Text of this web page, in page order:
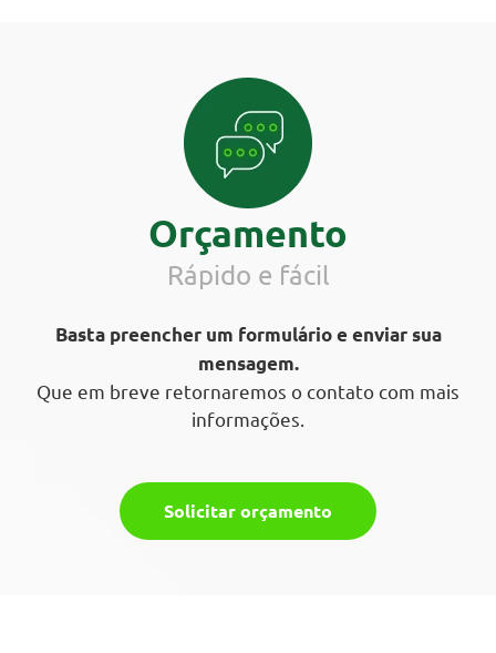
Orçamento
Rápido e fácil
Basta preencher um formulário e enviar sua
mensagem.
Que em breve retornaremos o contato com mais
informações.
Solicitar orçamento